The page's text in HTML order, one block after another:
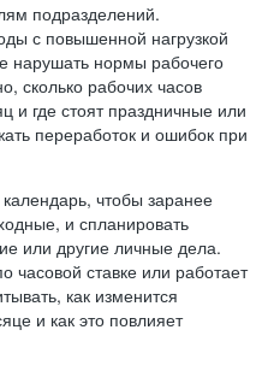
подразделений.
с повышенной нагрузкой
нарушать нормы рабочего
сколько рабочих часов
и где стоят праздничные или
переработок и ошибок при
чтобы заранее
и спланировать
или другие личные дела.
часовой ставке или работает
как изменится
и как это повлияет